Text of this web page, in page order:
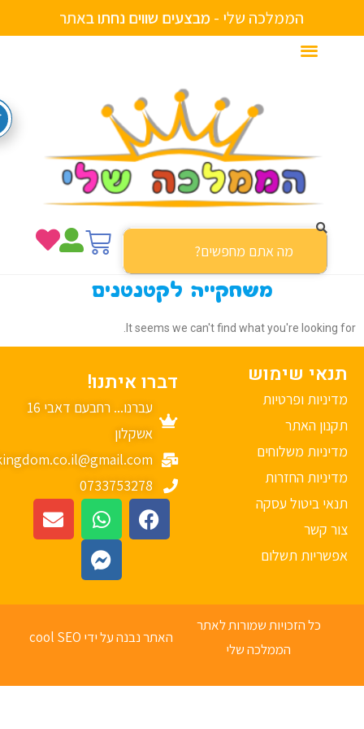
הממלכה שלי -מבצעיםשווי םנחתובאתר
משחקייה לקטנטנים
It seems we can't find what you're looking
שימוש
ופרטיות
האתר
משלוחים
החזרות
ביטול עסקה
קשר
תשלום
דברו איתנו!
עברנו... רחבעם דאבי 16
אשקלון
mykingdom.co.il@gmail.com
0733753278
כל הזכויות שמורות לאתר
הממלכה שלי
האתר נבנה על ידי cool SEO